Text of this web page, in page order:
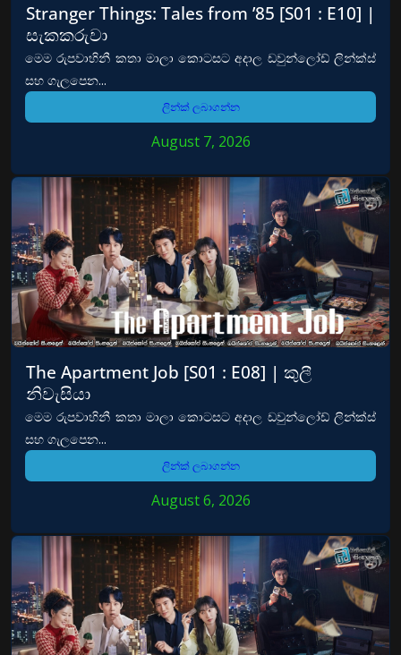
Stranger Things: Tales from ’85 [S01 : E10] |
සැකකරුවා
මෙම රුපවාහිනී කතා මාලා කොටසට අදාල ඩවුන්ලෝඩ් ලින්ක්ස්
සහ ගැලපෙන...
ලින්ක් ලබාගන්න
August 7, 2026
The Apartment Job [S01 : E08] | කුලී
නිවැසියා
මෙම රුපවාහිනී කතා මාලා කොටසට අදාල ඩවුන්ලෝඩ් ලින්ක්ස්
සහ ගැලපෙන...
ලින්ක් ලබාගන්න
August 6, 2026